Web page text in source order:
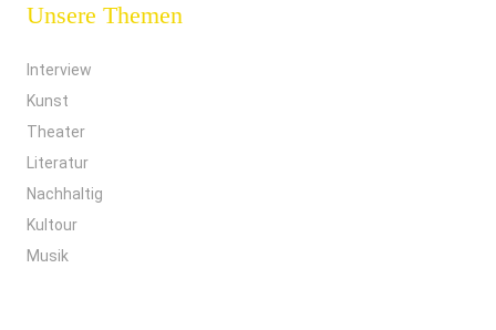
Unsere Themen
Interview
Kunst
Theater
Literatur
Nachhaltig
Kultour
Musik